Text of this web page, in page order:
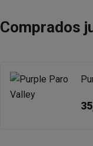
Comprados